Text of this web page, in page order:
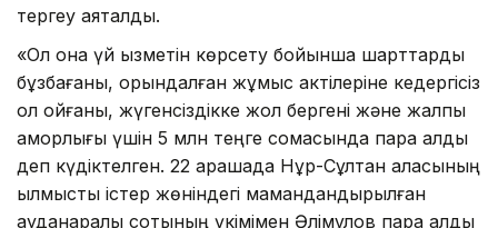
тергеу аяқталды.
«Ол қонақ үй қызметін көрсету бойынша шарттарды
бұзбағаны, орындалған жұмыс актілеріне кедергісіз
қол қойғаны, жүгенсіздікке жол бергені және жалпы
қамқорлығы үшін 5 млн теңге сомасында пара алды
деп күдіктелген. 22 қарашада Нұр-Сұлтан қаласының
қылмыстық істер жөніндегі мамандандырылған
ауданаралық сотының үкімімен Әлімқұлов пара алды